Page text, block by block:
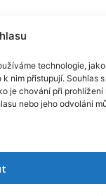
technologie,
nim přistupují. Souhlas
je chování při prohlížení
nebo jeho odvolání